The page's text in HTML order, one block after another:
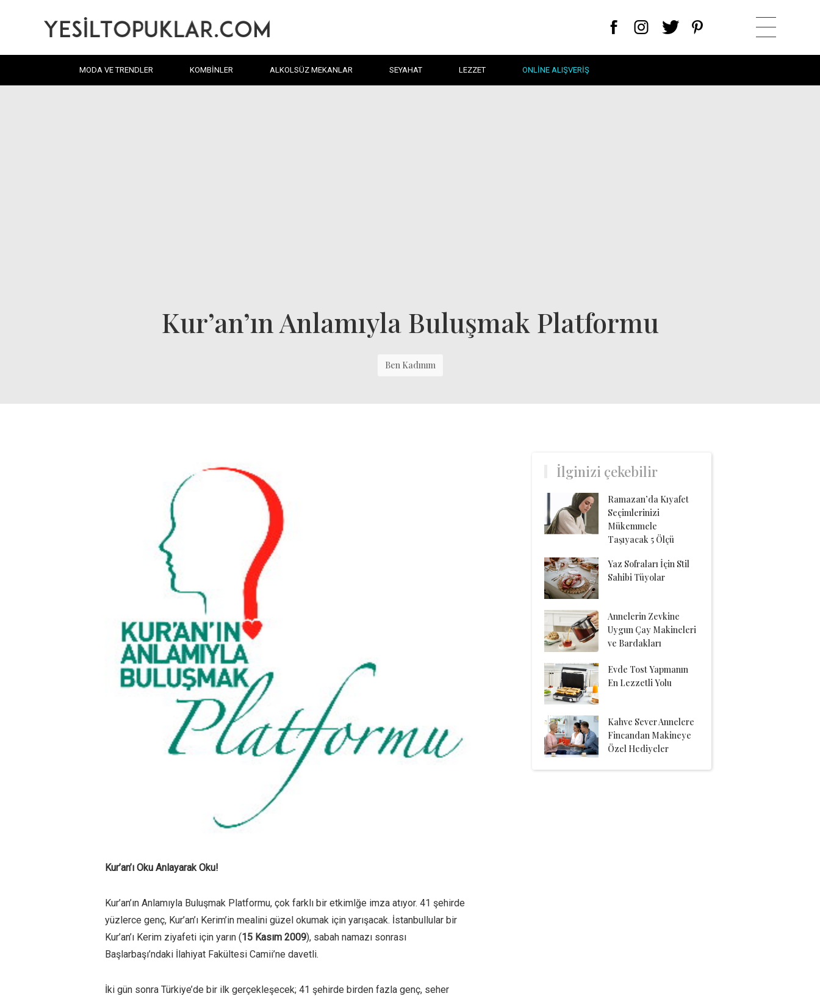
MODA VE TRENDLER KOMBINLER ALKOLSÜZ MEKANLAR SEYAHAT LEZZET ONLINE ALIŞVERIŞ
Kur’an’ın Anlamıyla Buluşmak Platformu
Ben Kadınım
Kur’an’ı Oku Anlayarak Oku!
Kur’an’ın Anlamıyla Buluşmak Platformu, çok farklı bir etkimlğe imza atıyor. 41 şehirde
yüzlerce genç, Kur’an’ı Kerim’in mealini güzel okumak için yarışacak. İstanbullular bir
Kur’an’ı Kerim ziyafeti için yarın (15 Kasım 2009), sabah namazı sonrası
Başlarbaşı’ndaki İlahiyat Fakültesi Camii’ne davetli.
İki gün sonra Türkiye’de bir ilk gerçekleşecek; 41 şehirde birden fazla genç, seher
İlginizi çekebilir
Ramazan’da Kıyafet
Seçimlerinizi
Mükemmele
Taşıyacak 5 Ölçü
Yaz Sofraları İçin Stil
Sahibi Tüyolar
Annelerin Zevkine
Uygun Çay Makineleri
ve Bardakları
Evde Tost Yapmanın
En Lezzetli Yolu
Kahve Sever Annelere
Fincandan Makineye
Özel Hediyeler